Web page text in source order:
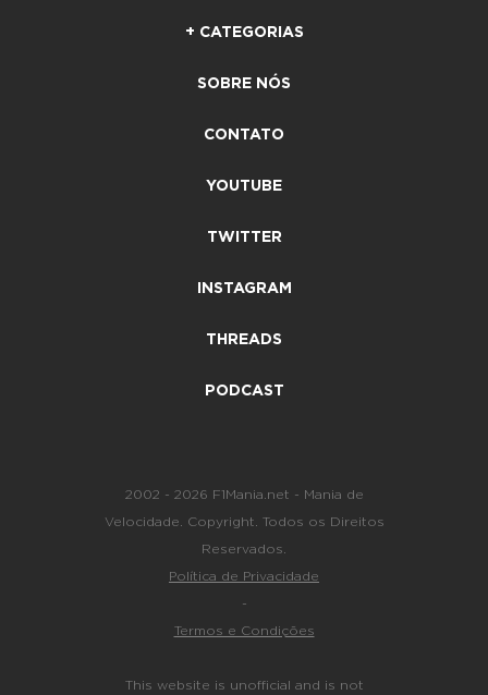
+ CATEGORIAS
SOBRE NÓS
CONTATO
YOUTUBE
TWITTER
INSTAGRAM
THREADS
PODCAST
2002 - 2026 F1Mania.net - Mania de
Velocidade. Copyright. Todos os Direitos
Reservados.
Política de Privacidade
-
Termos e Condições
This website is unofficial and is not